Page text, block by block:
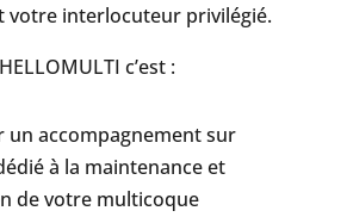
votre interlocuteur privilégié.
c’est :
un accompagnement sur
à la maintenance et
de votre multicoque